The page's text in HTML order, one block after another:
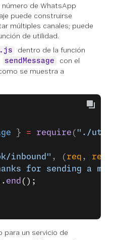
número de WhatsApp
puede construirse
múltiples canales; puede
de utilidad.
dentro de la función
sendMessage
con el
se muestra a
} = require ( "./
inbound" , ( req , res
for sending a
end ();
para un servicio de